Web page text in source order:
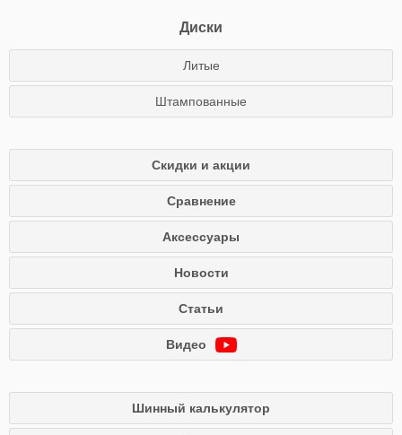
Диски
Литые
Штампованные
Скидки и акции
Сравнение
Аксессуары
Новости
Статьи
Видео
Шинный калькулятор